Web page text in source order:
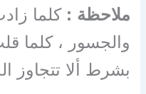
ملاحظة :كلما
والجسور ، كلما
بشرط ألا تتجاوز